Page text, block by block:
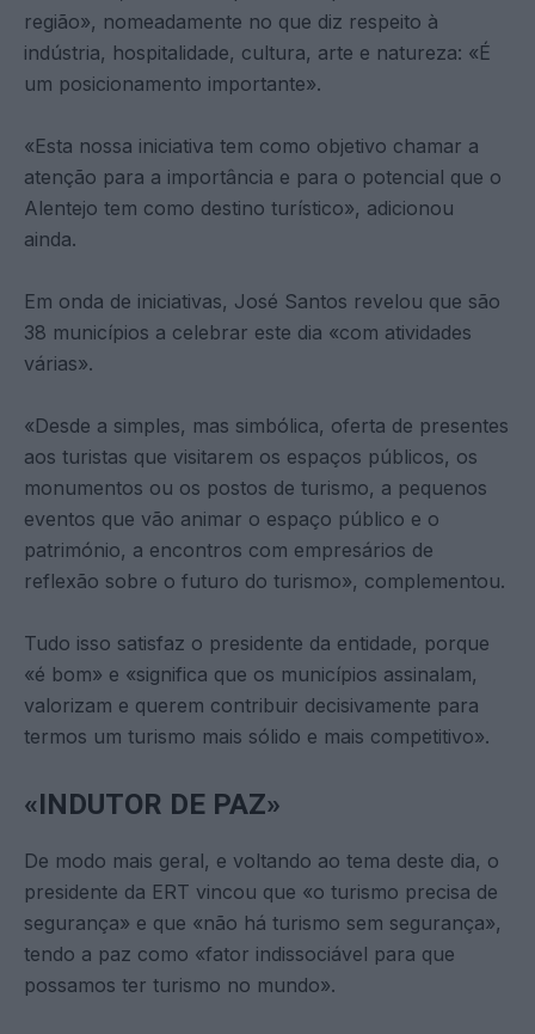
região», nomeadamente no que diz respeito à
indústria, hospitalidade, cultura, arte e natureza: «É
um posicionamento importante».
«Esta nossa iniciativa tem como objetivo chamar a
atenção para a importância e para o potencial que o
Alentejo tem como destino turístico», adicionou
ainda.
Em onda de iniciativas, José Santos revelou que são
38 municípios a celebrar este dia «com atividades
várias».
«Desde a simples, mas simbólica, oferta de presentes
aos turistas que visitarem os espaços públicos, os
monumentos ou os postos de turismo, a pequenos
eventos que vão animar o espaço público e o
património, a encontros com empresários de
reflexão sobre o futuro do turismo», complementou.
Tudo isso satisfaz o presidente da entidade, porque
«é bom» e «significa que os municípios assinalam,
valorizam e querem contribuir decisivamente para
termos um turismo mais sólido e mais competitivo».
«INDUTOR DE PAZ»
De modo mais geral, e voltando ao tema deste dia, o
presidente da ERT vincou que «o turismo precisa de
segurança» e que «não há turismo sem segurança»,
tendo a paz como «fator indissociável para que
possamos ter turismo no mundo».